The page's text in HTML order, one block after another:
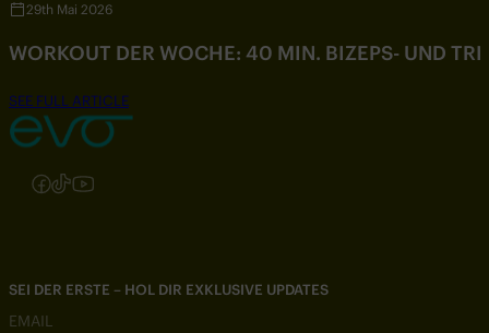
29th Mai 2026
WORKOUT DER WOCHE: 40 MIN. BIZEPS- UND
SEE FULL ARTICLE
Folgen Sie uns auf Instagram
Folgen Sie uns auf Facebook
Folgen Sie uns auf TikTok
Folgen Sie uns auf YouTube
SEI DER ERSTE – HOL DIR EXKLUSIVE UPDATES
EMAIL